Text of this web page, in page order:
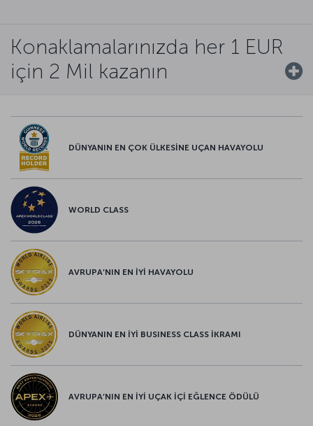
Konaklamalarınızda her 1 EUR
için 2 Mil kazanın
DÜNYANIN EN ÇOK ÜLKESİNE UÇAN HAVAYOLU
WORLD CLASS
AVRUPA’NIN EN İYİ HAVAYOLU
DÜNYANIN EN İYİ BUSINESS CLASS İKRAMI
AVRUPA’NIN EN İYİ UÇAK İÇİ EĞLENCE ÖDÜLÜ